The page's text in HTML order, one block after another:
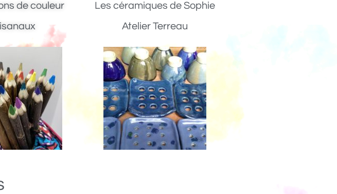
de couleur
Les céramiques de Sophie
Atelier Terreau